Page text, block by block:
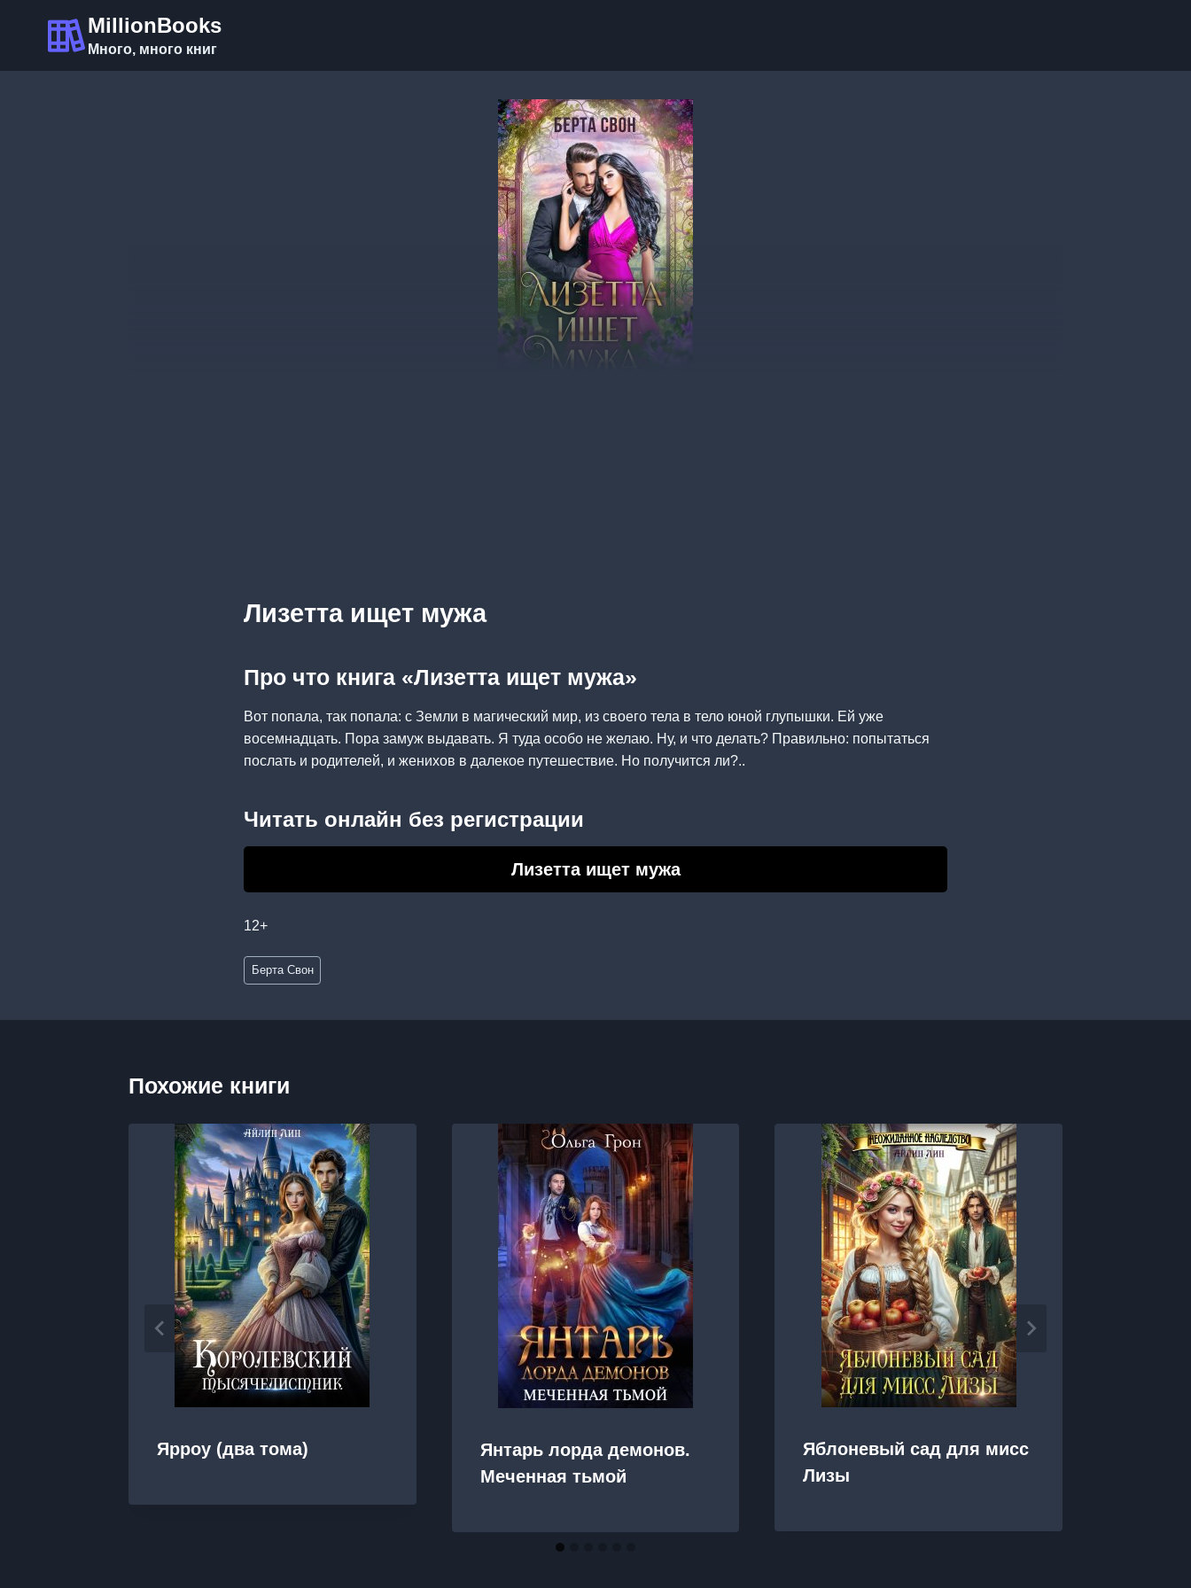
содержимому
MillionBooks
Много, много книг
Лизетта ищет мужа
Про что книга «Лизетта ищет мужа»
Вот попала, так попала: с Земли в магический мир, из своего тела в тело юной глупышки. Ей уже
восемнадцать. Пора замуж выдавать. Я туда особо не желаю. Ну, и что делать? Правильно: попытаться
послать и родителей, и женихов в далекое путешествие. Но получится ли?..
Читать онлайн без регистрации
Лизетта ищет мужа
12+
Метки
записи:
Берта Свон
Похожие книги
Ярроу (два тома)
Янтарь лорда демонов.
Меченная тьмой
Яблоневый сад для мисс
Лизы